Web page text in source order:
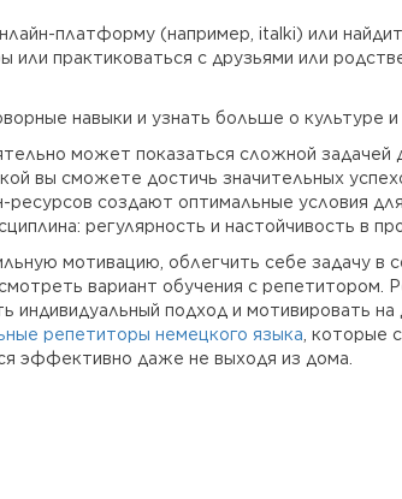
платформу (например, italki) или
или практиковаться с друзьями или
навыки и узнать больше о культуре
может показаться сложной задачей
вы сможете достичь значительных
создают оптимальные условия
регулярность и настойчивость в
мотивацию, облегчить себе задачу в
вариант обучения с репетитором.
индивидуальный подход и мотивировать
репетиторы немецкого языка, которые
эффективно даже не выходя из дома.